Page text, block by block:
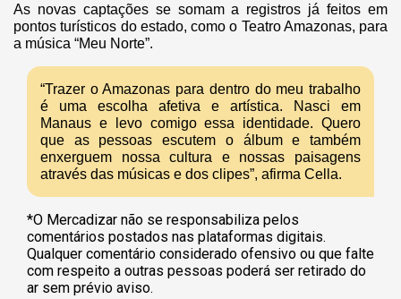
As novas captações se somam a registros já feitos em
pontos turísticos do estado, como o Teatro Amazonas, para
a música “Meu Norte”.
“Trazer o Amazonas para dentro do meu trabalho
é uma escolha afetiva e artística. Nasci em
Manaus e levo comigo essa identidade. Quero
que as pessoas escutem o álbum e também
enxerguem nossa cultura e nossas paisagens
através das músicas e dos clipes”, afirma Cella.
*O Mercadizar não se responsabiliza pelos
comentários postados nas plataformas digitais.
Qualquer comentário considerado ofensivo ou que falte
com respeito a outras pessoas poderá ser retirado do
ar sem prévio aviso.